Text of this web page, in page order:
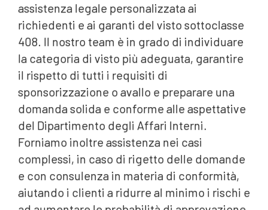
assistenza legale personalizzata ai
richiedenti e ai garanti del visto sottoclasse
408. Il nostro team è in grado di individuare
la categoria di visto più adeguata, garantire
il rispetto di tutti i requisiti di
sponsorizzazione o avallo e preparare una
domanda solida e conforme alle aspettative
del Dipartimento degli Affari Interni.
Forniamo inoltre assistenza nei casi
complessi, in caso di rigetto delle domande
e con consulenza in materia di conformità,
aiutando i clienti a ridurre al minimo i rischi e